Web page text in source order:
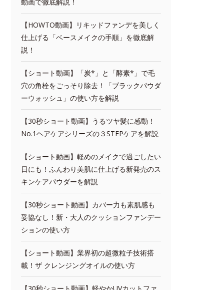
【HOWTO動画】リキッドファンデを美しく
仕上げる「ベースメイクの手順」を徹底解
説！
【ショート動画】「炭*」と「酵素*」で毛
穴の角栓をごっそり除去！「ブラックパウダ
ーウォッシュ」の使い方を解説
【30秒ショート動画】うるツヤ髪に感動！
No.1ヘアケアシリーズの３STEPケアを解説
【ショート動画】軽めのメイクで過ごしたい
日にも！ふんわり美肌に仕上げる新発売のス
キンケアパウダーを解説
【30秒ショート動画】カバー力も素肌感も
妥協なし！新・大人のクッションファンデー
ションの使い方
【ショート動画】業界初の超微粒子技術搭
載！ザ クレンジングオイルの使い方